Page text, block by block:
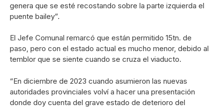
genera que se esté recostando sobre la parte izquierda el
puente bailey”.
El Jefe Comunal remarcó que están permitido 15tn. de
paso, pero con el estado actual es mucho menor, debido al
temblor que se siente cuando se cruza el viaducto.
“En diciembre de 2023 cuando asumieron las nuevas
autoridades provinciales volví a hacer una presentación
donde doy cuenta del grave estado de deterioro del